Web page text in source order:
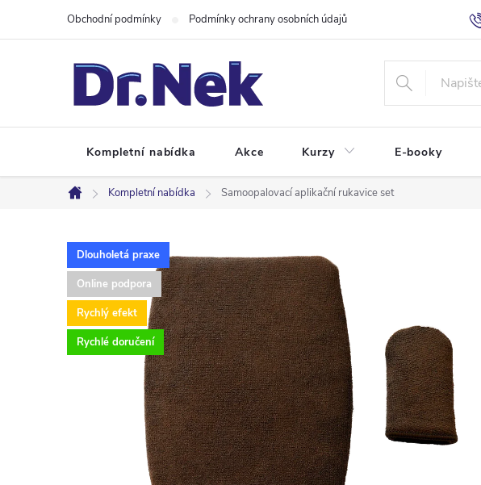
Obchodní podmínky Podmínky ochrany osobních údajů
Kompletní nabídka Akce Kurzy E-booky
Domů
Kompletní nabídka Samoopalovací aplikační rukavice set
Dlouholetá praxe
Online podpora
Rychlý efekt
Rychlé doručení